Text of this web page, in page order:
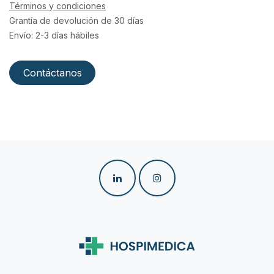
Términos y condiciones
Grantía de devolución de 30 días
Envío: 2-3 días hábiles
Contáctanos